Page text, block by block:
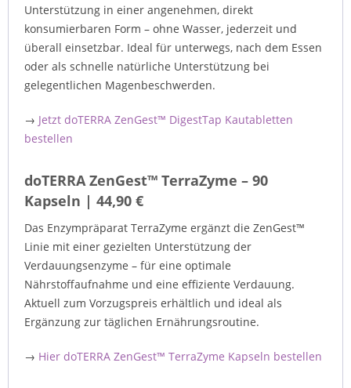
Unterstützung in einer angenehmen, direkt
konsumierbaren Form – ohne Wasser, jederzeit und
überall einsetzbar. Ideal für unterwegs, nach dem Essen
oder als schnelle natürliche Unterstützung bei
gelegentlichen Magenbeschwerden.
→ Jetzt doTERRA ZenGest™ DigestTap Kautabletten
bestellen
doTERRA ZenGest™ TerraZyme – 90
Kapseln | 44,90 €
Das Enzympräparat TerraZyme ergänzt die ZenGest™
Linie mit einer gezielten Unterstützung der
Verdauungsenzyme – für eine optimale
Nährstoffaufnahme und eine effiziente Verdauung.
Aktuell zum Vorzugspreis erhältlich und ideal als
Ergänzung zur täglichen Ernährungsroutine.
→ Hier doTERRA ZenGest™ TerraZyme Kapseln bestellen